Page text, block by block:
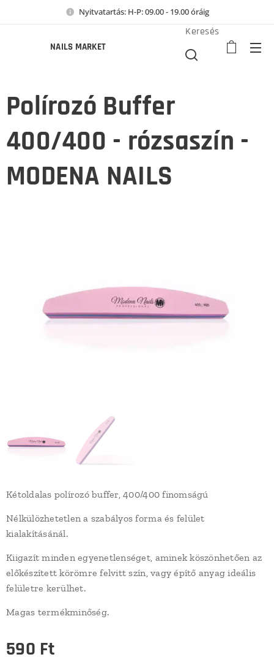
Nyitvatartás: H-P: 09.00 - 19.00 óráig
NAILS MARKET
Keresés
Polírozó Buffer
400/400 - rózsaszín -
MODENA NAILS
Kétoldalas polírozó buffer, 400/400 finomságú
Nélkülözhetetlen a szabályos forma és felület
kialakításánál.
Kiigazít minden egyenetlenséget, aminek köszönhetően az
előkészített körömre felvitt szín, vagy építő anyag ideális
felületre kerülhet.
Magas termékminőség.
590 Ft